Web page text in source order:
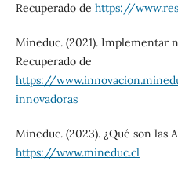
Recuperado de https://
Mineduc. (2021). Implementar
Recuperado de
https://
innovadoras
Mineduc. (2023). ¿Qué son las
https://www.mineduc.cl